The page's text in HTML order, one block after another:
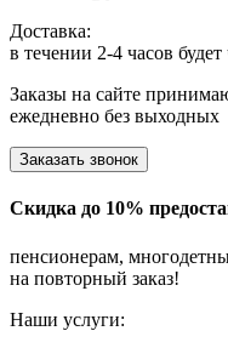
Доставка:
в течении 2-4 часов будет
Заказы на сайте
ежедневно без выходных
Заказать звонок
Скидка до 10%
пенсионерам,
на повторный заказ!
Наши услуги: